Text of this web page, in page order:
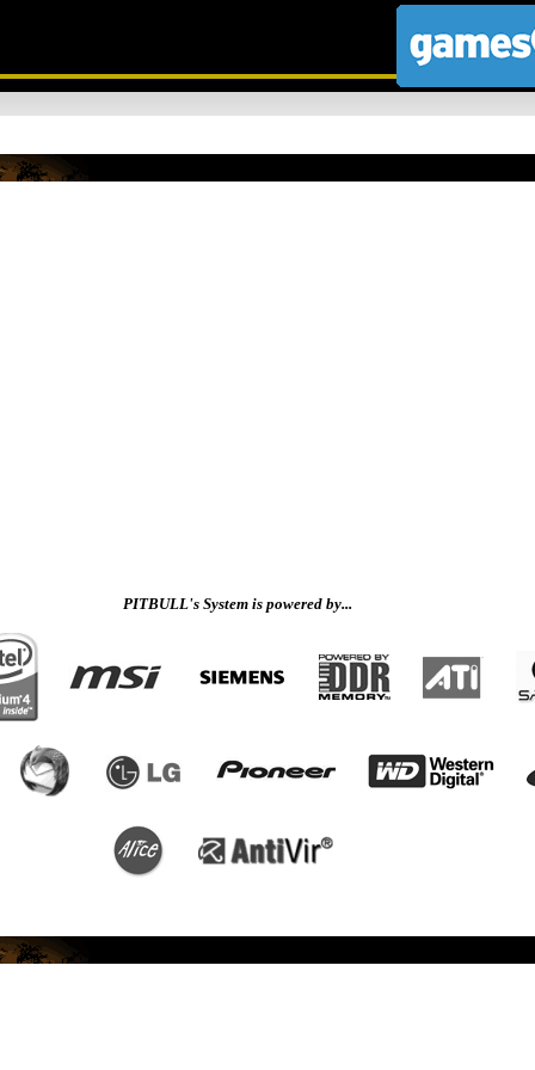
PITBULL's System is powered by...